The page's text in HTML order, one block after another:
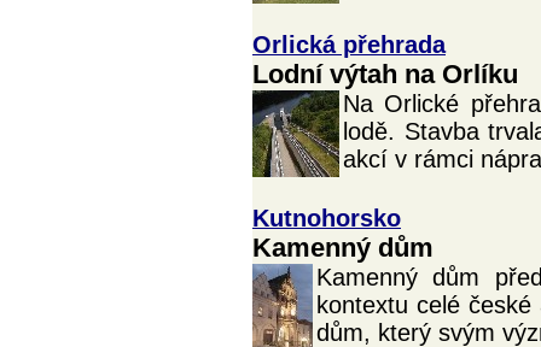
Orlická přehrada
Lodní výtah na Orlíku
Na Orlické
lodě. Stavba
akcí v rámci
Kutnohorsko
Kamenný dům
Kamenný dům
kontextu celé
dům, který svým